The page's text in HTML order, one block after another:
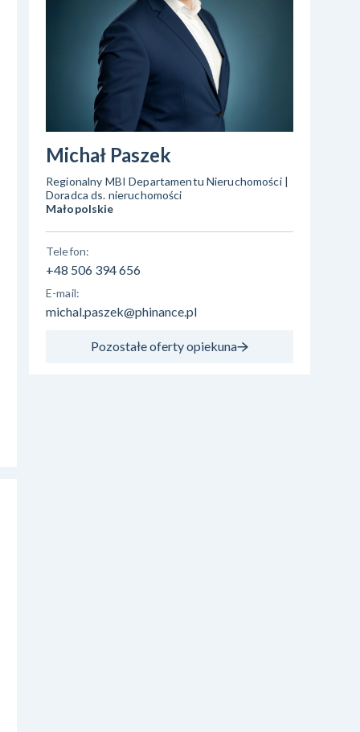
Michał Paszek
Regionalny MBI Departamentu Nieruchomości |
Doradca ds. nieruchomości
Małopolskie
Telefon:
+48 506 394 656
E-mail:
michal.paszek@phinance.pl
Pozostałe oferty opiekuna